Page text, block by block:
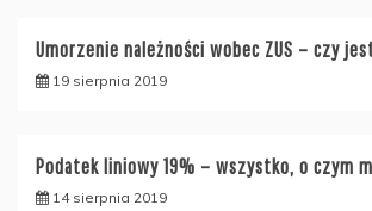
Umorzenie należności wobec ZUS – czy
19 sierpnia 2019
Podatek liniowy 19% – wszystko, o czym
14 sierpnia 2019